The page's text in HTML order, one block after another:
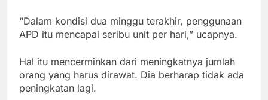
“Dalam kondisi dua minggu terakhir, penggunaan
APD itu mencapai seribu unit per hari,” ucapnya.
Hal itu mencerminkan dari meningkatnya jumlah
orang yang harus dirawat. Dia berharap tidak ada
peningkatan lagi.